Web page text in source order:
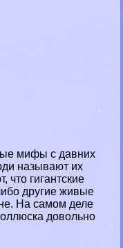
мифы с давних
называют их
гигантские
другие живые
На самом деле
довольно